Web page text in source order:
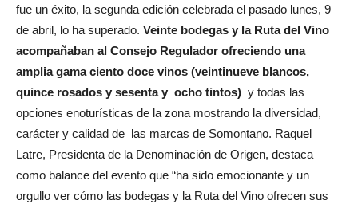
fue un éxito, la segunda edición celebrada el pasado lunes, 9
de abril, lo ha superado. Veinte bodegas y la Ruta del Vino
acompañaban al Consejo Regulador ofreciendo una
amplia gama ciento doce vinos (veintinueve blancos,
quince rosados y sesenta y ocho tintos) y todas las
opciones enoturísticas de la zona mostrando la diversidad,
carácter y calidad de las marcas de Somontano. Raquel
Latre, Presidenta de la Denominación de Origen, destaca
como balance del evento que “ha sido emocionante y un
orgullo ver cómo las bodegas y la Ruta del Vino ofrecen sus